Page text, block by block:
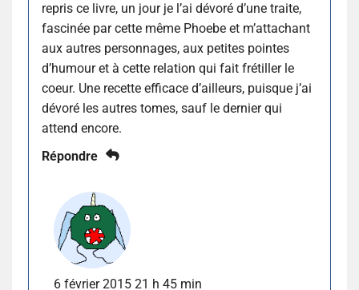
repris ce livre, un jour je l’ai dévoré d’une traite,
fascinée par cette même Phoebe et m’attachant
aux autres personnages, aux petites pointes
d’humour et à cette relation qui fait frétiller le
coeur. Une recette efficace d’ailleurs, puisque j’ai
dévoré les autres tomes, sauf le dernier qui
attend encore.
Répondre
6 février 2015 21 h 45 min